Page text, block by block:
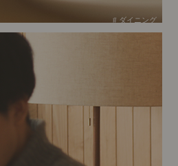
# ダイニング